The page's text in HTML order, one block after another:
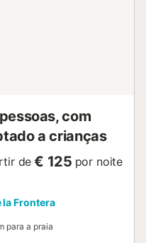
com
a crianças
de € 125 por noite
la Frontera
para a praia